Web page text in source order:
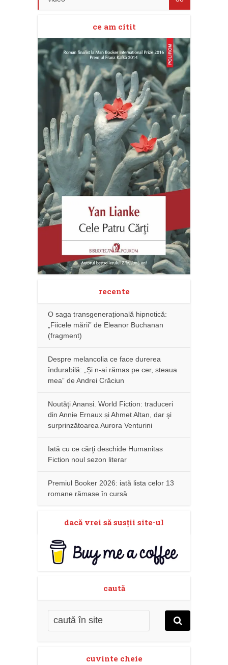
ce am citit
recente
O saga transgenerațională hipnotică:
„Fiicele mării” de Eleanor Buchanan
(fragment)
Despre melancolia ce face durerea
îndurabilă: „Și n-ai rămas pe cer, steaua
mea” de Andrei Crăciun
Noutăţi Anansi. World Fiction: traduceri
din Annie Ernaux și Ahmet Altan, dar şi
surprinzătoarea Aurora Venturini
Iată cu ce cărţi deschide Humanitas
Fiction noul sezon literar
Premiul Booker 2026: iată lista celor 13
romane rămase în cursă
dacă vrei să susţii site-ul
caută
cuvinte cheie